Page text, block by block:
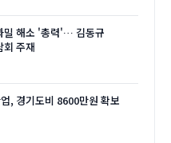
밀 해소 '총력'… 김동규
회 주재
, 경기도비 8600만원 확보